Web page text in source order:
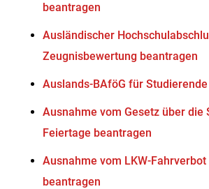
beantragen
Ausländischer
Zeugnisbewertung beantragen
Auslands-BAföG für
Ausnahme vom Gesetz über die
Feiertage beantragen
Ausnahme vom LKW-
beantragen